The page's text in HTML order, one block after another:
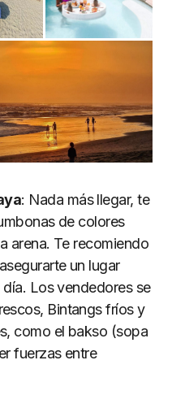
: Nada más llegar, te
de colores
arena. Te recomiendo
un lugar
Los vendedores se
Bintangs fríos y
como el bakso (sopa
fuerzas entre